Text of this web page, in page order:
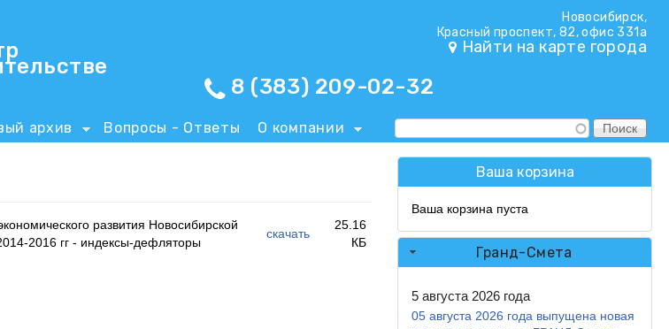
Новосибирск,
Красный проспект, 82, офис 331а
Найти на карте города
8 (383) 209-02-32
Форма поиска
архив Вопросы - Ответы О компании
развития Новосибирской
2016 гг - индексы-дефляторы
скачать
25.16
КБ
Ваша корзина
Ваша корзина пуста
Гранд-Смета
5 августа 2026 года
05 августа 2026 года выпущена новая